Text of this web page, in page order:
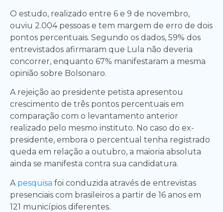
O estudo, realizado entre 6 e 9 de novembro,
ouviu 2.004 pessoas e tem margem de erro de dois
pontos percentuais. Segundo os dados, 59% dos
entrevistados afirmaram que Lula não deveria
concorrer, enquanto 67% manifestaram a mesma
opinião sobre Bolsonaro.
A rejeição ao presidente petista apresentou
crescimento de três pontos percentuais em
comparação com o levantamento anterior
realizado pelo mesmo instituto. No caso do ex-
presidente, embora o percentual tenha registrado
queda em relação a outubro, a maioria absoluta
ainda se manifesta contra sua candidatura.
A pesquisa foi conduzida através de entrevistas
presenciais com brasileiros a partir de 16 anos em
121 municípios diferentes.